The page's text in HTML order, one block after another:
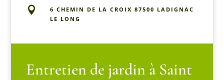

6 CHEMIN DE LA CROIX 87500 LADIGNAC
LE LONG
Entretien de jardin à Saint